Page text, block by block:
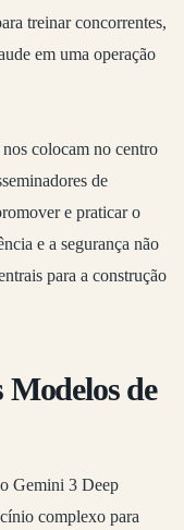
treinar concorrentes,
em uma operação
nos colocam no centro
de
e praticar o
e a segurança não
para a construção
Modelos de
Gemini 3 Deep
complexo para